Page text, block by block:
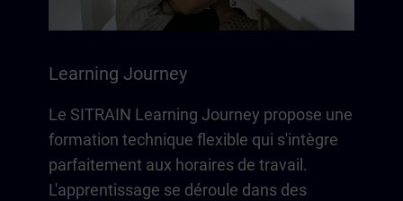
Learning Journey
Le SITRAIN Learning Journey propose une
formation technique flexible qui s'intègre
parfaitement aux horaires de travail.
L'apprentissage se déroule dans des